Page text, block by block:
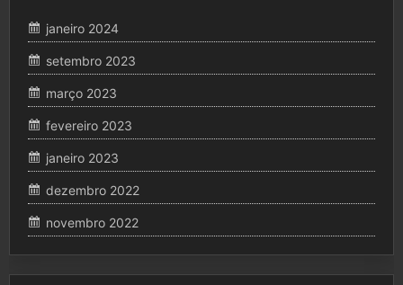
janeiro 2024
setembro 2023
março 2023
fevereiro 2023
janeiro 2023
dezembro 2022
novembro 2022